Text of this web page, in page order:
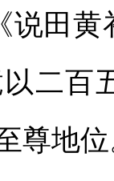
说田
二百
尊地